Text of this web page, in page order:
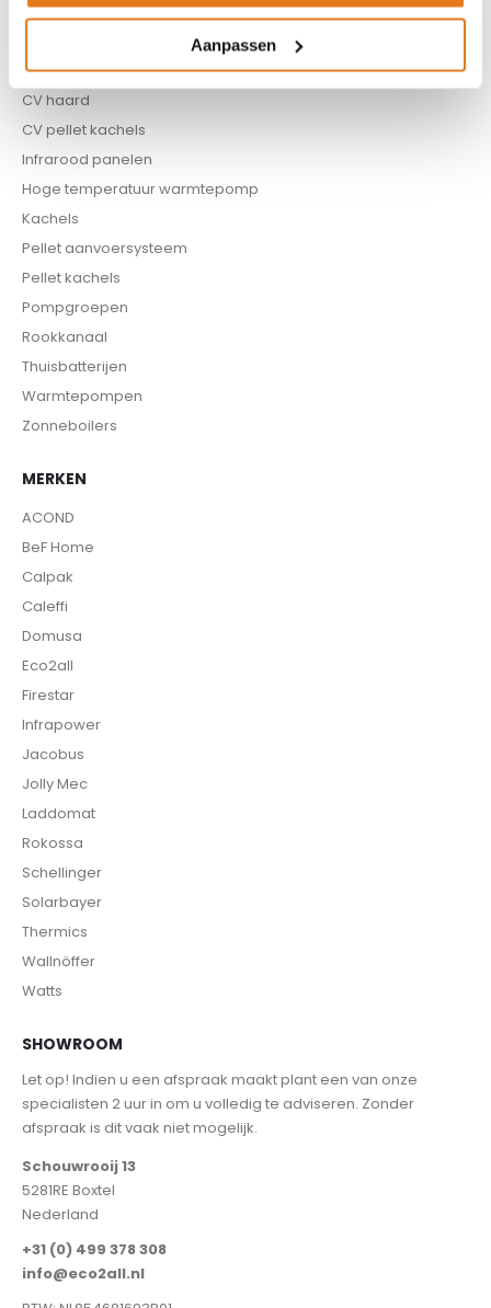
Aanpassen
Boilers
Controllers
CV haard
CV pellet kachels
Infrarood panelen
Hoge temperatuur warmtepomp
Kachels
Pellet aanvoersysteem
Pellet kachels
Pompgroepen
Rookkanaal
Thuisbatterijen
Warmtepompen
Zonneboilers
MERKEN
ACOND
BeF Home
Calpak
Caleffi
Domusa
Eco2all
Firestar
Infrapower
Jacobus
Jolly Mec
Laddomat
Rokossa
Schellinger
Solarbayer
Thermics
Wallnöffer
Watts
SHOWROOM
Let op! Indien u een afspraak maakt plant een van onze
specialisten 2 uur in om u volledig te adviseren. Zonder
afspraak is dit vaak niet mogelijk.
Schouwrooij 13
5281RE Boxtel
Nederland
+31 (0) 499 378 308
info@eco2all.nl